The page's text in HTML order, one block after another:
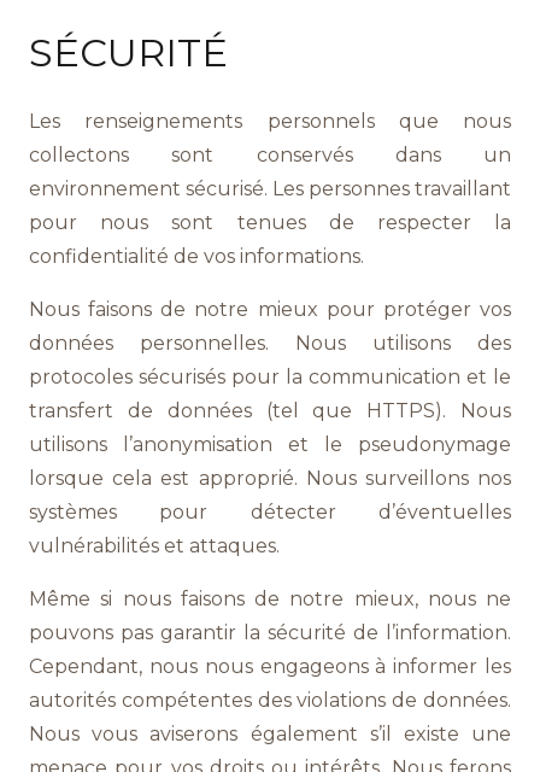
SÉCURITÉ
Les renseignements personnels que nous
collectons sont conservés dans un
environnement sécurisé. Les personnes travaillant
pour nous sont tenues de respecter la
confidentialité de vos informations.
Nous faisons de notre mieux pour protéger vos
données personnelles. Nous utilisons des
protocoles sécurisés pour la communication et le
transfert de données (tel que HTTPS). Nous
utilisons l’anonymisation et le pseudonymage
lorsque cela est approprié. Nous surveillons nos
systèmes pour détecter d’éventuelles
vulnérabilités et attaques.
Même si nous faisons de notre mieux, nous ne
pouvons pas garantir la sécurité de l’information.
Cependant, nous nous engageons à informer les
autorités compétentes des violations de données.
Nous vous aviserons également s’il existe une
menace pour vos droits ou intérêts. Nous ferons